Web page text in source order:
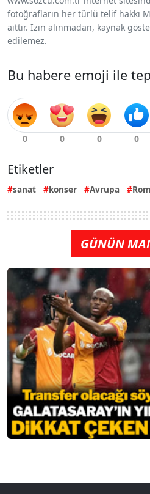
fotoğrafların her türlü telif hakkı
aittir. İzin alınmadan, kaynak
edilemez.
Bu habere emoji ile
Etiketler
sanat konser Avrupa
GÜNÜN